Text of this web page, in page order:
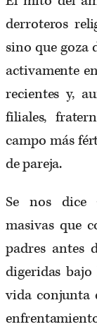
derroteros
sino que goza
activamente
recientes y,
filiales,
campo más
de pareja.
Se nos dice
masivas que
padres antes
digeridas
vida conjunta